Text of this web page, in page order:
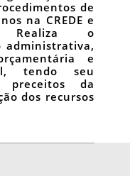
de
na CREDE e
Realiza o
administrativa,
e
tendo seu
preceitos da
dos recursos